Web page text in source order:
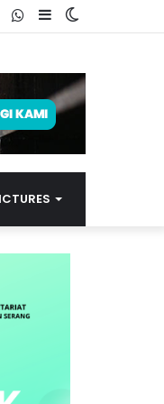
Sidebar
WhatsApp
Instagram